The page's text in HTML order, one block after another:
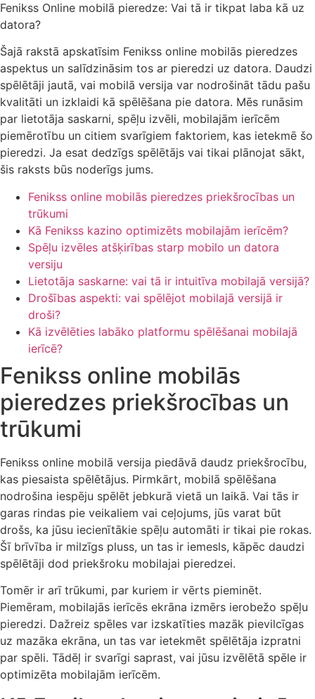
Fenikss Online mobilā pieredze: Vai tā ir tikpat laba kā uz
datora?
Šajā rakstā apskatīsim Fenikss online mobilās pieredzes
aspektus un salīdzināsim tos ar pieredzi uz datora. Daudzi
spēlētāji jautā, vai mobilā versija var nodrošināt tādu pašu
kvalitāti un izklaidi kā spēlēšana pie datora. Mēs runāsim
par lietotāja saskarni, spēļu izvēli, mobilajām ierīcēm
piemērotību un citiem svarīgiem faktoriem, kas ietekmē šo
pieredzi. Ja esat dedzīgs spēlētājs vai tikai plānojat sākt,
šis raksts būs noderīgs jums.
Fenikss online mobilās pieredzes priekšrocības un
trūkumi
Kā Fenikss kazino optimizēts mobilajām ierīcēm?
Spēļu izvēles atšķirības starp mobilo un datora
versiju
Lietotāja saskarne: vai tā ir intuitīva mobilajā versijā?
Drošības aspekti: vai spēlējot mobilajā versijā ir
droši?
Kā izvēlēties labāko platformu spēlēšanai mobilajā
ierīcē?
Fenikss online mobilās
pieredzes priekšrocības un
trūkumi
Fenikss online mobilā versija piedāvā daudz priekšrocību,
kas piesaista spēlētājus. Pirmkārt, mobilā spēlēšana
nodrošina iespēju spēlēt jebkurā vietā un laikā. Vai tās ir
garas rindas pie veikaliem vai ceļojums, jūs varat būt
drošs, ka jūsu iecienītākie spēļu automāti ir tikai pie rokas.
Šī brīvība ir milzīgs pluss, un tas ir iemesls, kāpēc daudzi
spēlētāji dod priekšroku mobilajai pieredzei.
Tomēr ir arī trūkumi, par kuriem ir vērts pieminēt.
Piemēram, mobilajās ierīcēs ekrāna izmērs ierobežo spēļu
pieredzi. Dažreiz spēles var izskatīties mazāk pievilcīgas
uz mazāka ekrāna, un tas var ietekmēt spēlētāja izpratni
par spēli. Tādēļ ir svarīgi saprast, vai jūsu izvēlētā spēle ir
optimizēta mobilajām ierīcēm.